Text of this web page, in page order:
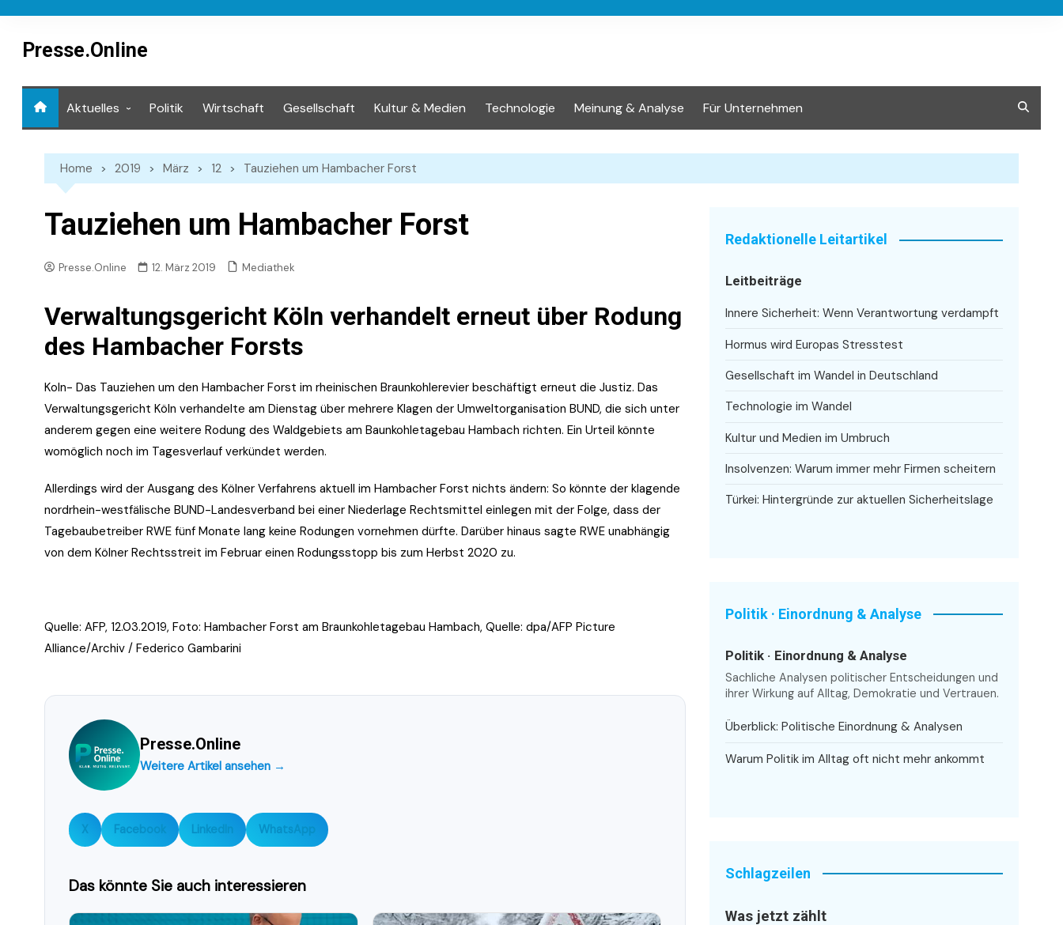
contentPresse.Online
Aktuelles Politik Wirtschaft Gesellschaft Kultur & Medien Technologie Meinung & Analyse Für Unternehmen
Home 2019 März 12 Tauziehen um Hambacher Forst
Tauziehen um Hambacher Forst
Presse.Online 12. März 2019 Mediathek
Verwaltungsgericht Köln verhandelt erneut über Rodung
des Hambacher Forsts
Koln- Das Tauziehen um den Hambacher Forst im rheinischen Braunkohlerevier beschäftigt erneut die Justiz. Das
Verwaltungsgericht Köln verhandelte am Dienstag über mehrere Klagen der Umweltorganisation BUND, die sich unter
anderem gegen eine weitere Rodung des Waldgebiets am Baunkohletagebau Hambach richten. Ein Urteil könnte
womöglich noch im Tagesverlauf verkündet werden.
Allerdings wird der Ausgang des Kölner Verfahrens aktuell im Hambacher Forst nichts ändern: So könnte der klagende
nordrhein-westfälische BUND-Landesverband bei einer Niederlage Rechtsmittel einlegen mit der Folge, dass der
Tagebaubetreiber RWE fünf Monate lang keine Rodungen vornehmen dürfte. Darüber hinaus sagte RWE unabhängig
von dem Kölner Rechtsstreit im Februar einen Rodungsstopp bis zum Herbst 2020 zu.
Quelle: AFP, 12.03.2019, Foto: Hambacher Forst am Braunkohletagebau Hambach, Quelle: dpa/AFP Picture
Alliance/Archiv / Federico Gambarini
Presse.Online
Weitere Artikel ansehen →
X Facebook LinkedIn WhatsApp
Das könnte Sie auch interessieren
Redaktionelle Leitartikel
Leitbeiträge
Innere Sicherheit: Wenn Verantwortung verdampft
Hormus wird Europas Stresstest
Gesellschaft im Wandel in Deutschland
Technologie im Wandel
Kultur und Medien im Umbruch
Insolvenzen: Warum immer mehr Firmen scheitern
Türkei: Hintergründe zur aktuellen Sicherheitslage
Politik · Einordnung & Analyse
Politik · Einordnung & Analyse
Sachliche Analysen politischer Entscheidungen und
ihrer Wirkung auf Alltag, Demokratie und Vertrauen.
Überblick: Politische Einordnung & Analysen
Warum Politik im Alltag oft nicht mehr ankommt
Schlagzeilen
Was jetzt zählt